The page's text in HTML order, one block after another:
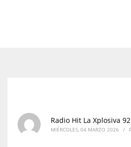
Radio Hit La Xplosiva
MIÉRCOLES, 04 MARZO 2026 /